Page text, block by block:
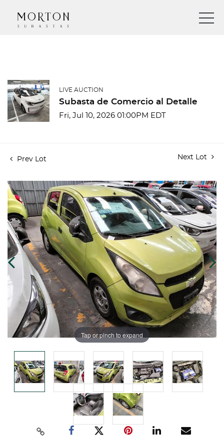
LIVE AUCTION
Subasta de Comercio al Detalle
Fri, Jul 10, 2026 01:00PM EDT
Prev Lot Next Lot
Tap or pinch to expand